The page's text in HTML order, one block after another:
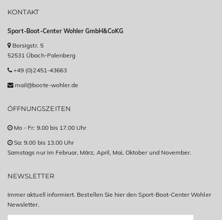
KONTAKT
Sport-Boot-Center Wohler GmbH&CoKG
Borsigstr. 5
52531 Übach-Palenberg
+49 (0)2451-43663
mail@boote-wohler.de
ÖFFNUNGSZEITEN
Mo - Fr: 9.00 bis 17.00 Uhr
Sa: 9.00 bis 13.00 Uhr
Samstags nur im Februar, März, April, Mai, Oktober und November.
NEWSLETTER
Immer aktuell informiert. Bestellen Sie hier den Sport-Boot-Center Wohler
Newsletter.